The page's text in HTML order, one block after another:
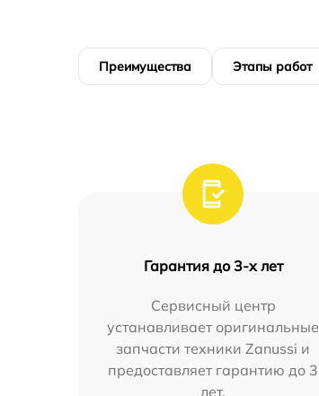
Преимущества Этапы работ
Гарантия до 3-х лет
Сервисный центр
устанавливает оригинальные
запчасти техники Zanussi и
предоставляет гарантию до 3
лет.